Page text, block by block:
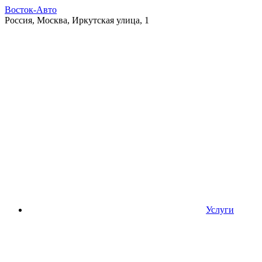
Восток-Авто
Россия, Москва, Иркутская улица, 1
Услуги